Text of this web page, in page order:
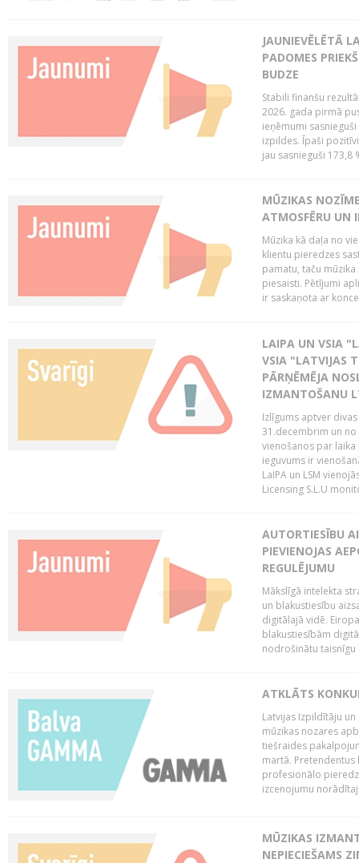
JAUNIEVĒLĒTĀ
PADOMES
BUDZE
Stabili finanšu
2026. gada pirmā
ieņēmumi
izpildes. Īpaši
jau sasnieguši 173,8
MŪZIKAS
ATMOSFĒRU UN
Mūzika kā daļa no
klientu pieredzes
pamatu, taču
piesaisti. Pētījumi
ir saskaņota ar
LAIPA UN VSIA
VSIA "LATVIJAS
PĀRŅĒMĒJA
IZMANTOŠANU
Izlīgums aptver
31.decembrim un no
vienošanos par
ieguvums ir
LaIPA un LSM
Licensing S.L.U
AUTORTIESĪBU
PIEVIENOJAS
REGULĒJUMU
Mākslīgā intelekta
un blakustiesību
digitālajā vidē.
blakustiesībām
nodrošinātu taisnīgu
ATKLĀTS
Latvijas Izpildītāju
mūzikas nozares
tiešraides
martā. Pretendentus
profesionālo
izcenojumu
MŪZIKAS
NEPIECIEŠAMS